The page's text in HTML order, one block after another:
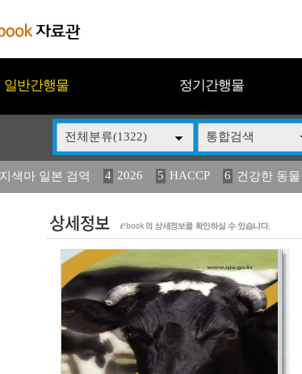
일반간행물 정기간행물
전체분류(1322) 통합검색
지색마 일본 검역 4 2026 5 HACCP 6 건강한 동물
식물 도감 13 媛 異 14 (2013년도) 식 15 구제역